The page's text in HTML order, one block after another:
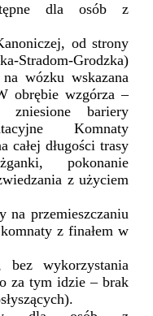
dla osób z
od strony
Stradom-Grodzka)
wózku wskazana
obrębie wzgórza –
bariery
Komnaty
całej długości trasy
pokonanie
z użyciem
na przemieszczaniu
z finałem w
bez wykorzystania
za tym idzie – brak